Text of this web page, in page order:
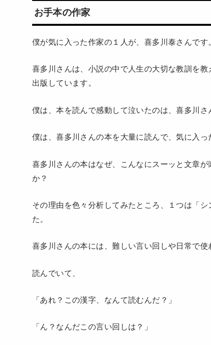
お手本の作家
僕が気に入った作家の１人が、喜多川泰さんです
喜多川さんは、小説の中で人生の大切な教訓を
出版しています。
僕は、本を読んで感動して泣いたのは、喜多川さ
僕は、喜多川さんの本を大量に読んで、気に入っ
喜多川さんの本はなぜ、こんなにスーッと文章
か？
その理由を色々分析してみたところ、１つは「
た。
喜多川さんの本には、難しい言い回しや日常で使
読んでいて、
「あれ？この漢字、なんて読むんだ？」
「ん？なんだこの言い回しは？」